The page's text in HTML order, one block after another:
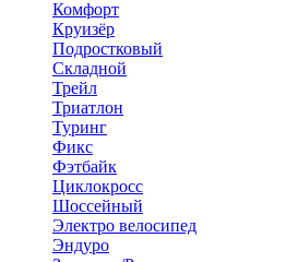
Комфорт
Круизёр
Подростковый
Складной
Трейл
Триатлон
Туринг
Фикс
Фэтбайк
Циклокросс
Шоссейный
Электро велосипед
Эндуро